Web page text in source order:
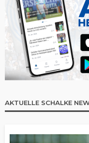
AKTUELLE SCHALKE